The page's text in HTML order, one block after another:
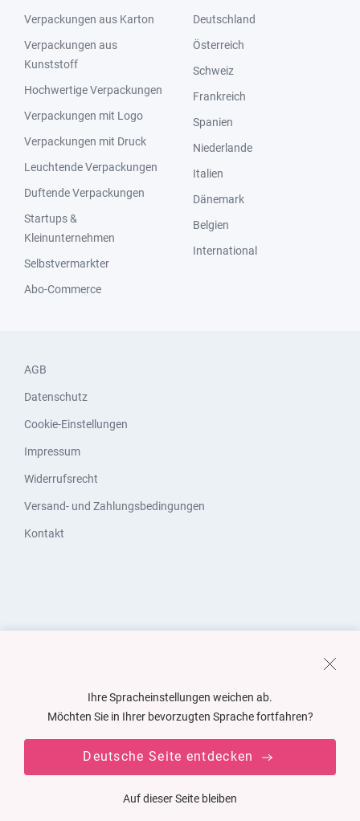
Verpackungen aus Karton
Verpackungen aus
Kunststoff
Hochwertige Verpackungen
Verpackungen mit Logo
Verpackungen mit Druck
Leuchtende Verpackungen
Duftende Verpackungen
Startups &
Kleinunternehmen
Selbstvermarkter
Abo-Commerce
Deutschland
Österreich
Schweiz
Frankreich
Spanien
Niederlande
Italien
Dänemark
Belgien
International
AGB
Datenschutz
Cookie-Einstellungen
Impressum
Widerrufsrecht
Versand- und Zahlungsbedingungen
Kontakt
Ihre Spracheinstellungen weichen ab.
Möchten Sie in Ihrer bevorzugten Sprache fortfahren?
Deutsche Seite entdecken
Auf dieser Seite bleiben